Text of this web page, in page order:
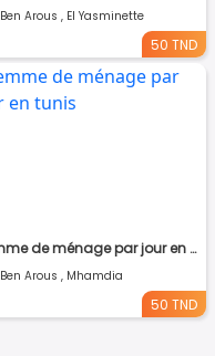
Ben Arous , El Yasminette
50 TND
femme de ménage par jour en tunis
Ben Arous , Mhamdia
50 TND